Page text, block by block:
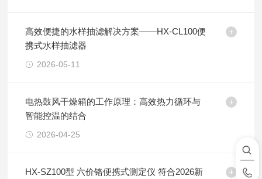
高效便捷的水样抽滤解决方案——HX-CL100便
携式水样抽滤器
2026-05-11
电热鼓风干燥箱的工作原理：高效热力循环与
智能控温的结合
2026-04-25
HX-SZ100型 六价铬便携式测定仪 符合2026新